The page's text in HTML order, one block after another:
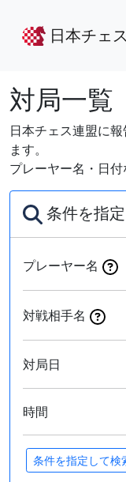
日本チェ
対局一覧
日本チェス連盟に
ます。
プレーヤー名・日付
条件を指
プレーヤー名
対戦相手名
対局日
時間